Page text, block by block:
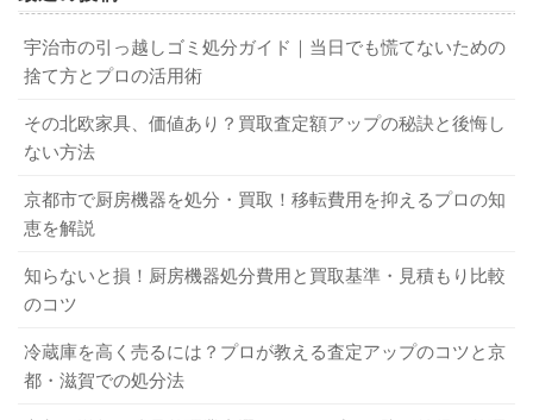
宇治市の引っ越しゴミ処分ガイド｜当日でも慌てないための
捨て方とプロの活用術
その北欧家具、価値あり？買取査定額アップの秘訣と後悔し
ない方法
京都市で厨房機器を処分・買取！移転費用を抑えるプロの知
恵を解説
知らないと損！厨房機器処分費用と買取基準・見積もり比較
のコツ
冷蔵庫を高く売るには？プロが教える査定アップのコツと京
都・滋賀での処分法